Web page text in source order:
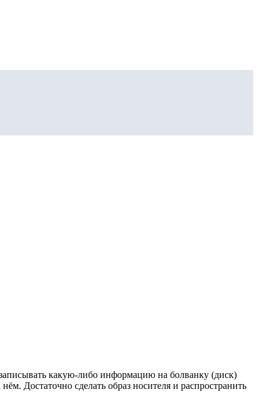
какую-либо информацию на болванку (диск)
Достаточно сделать образ носителя и распространить